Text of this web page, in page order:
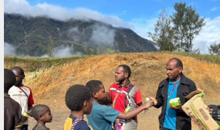
8
Kostrad
Laksanakan
Latihan
Peta
Model
dan
Medan